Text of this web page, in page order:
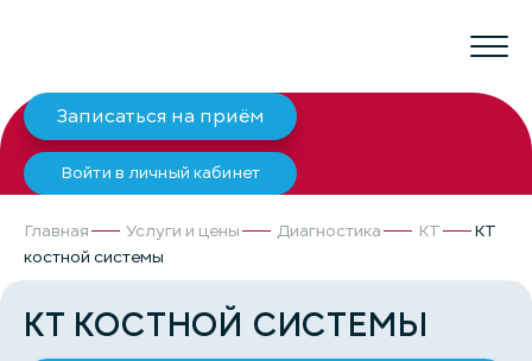
Записаться на приём
Войти в личный кабинет
Главная Услуги и цены Диагностика КТ
КТ
костной системы
КТ КОСТНОЙ СИСТЕМЫ